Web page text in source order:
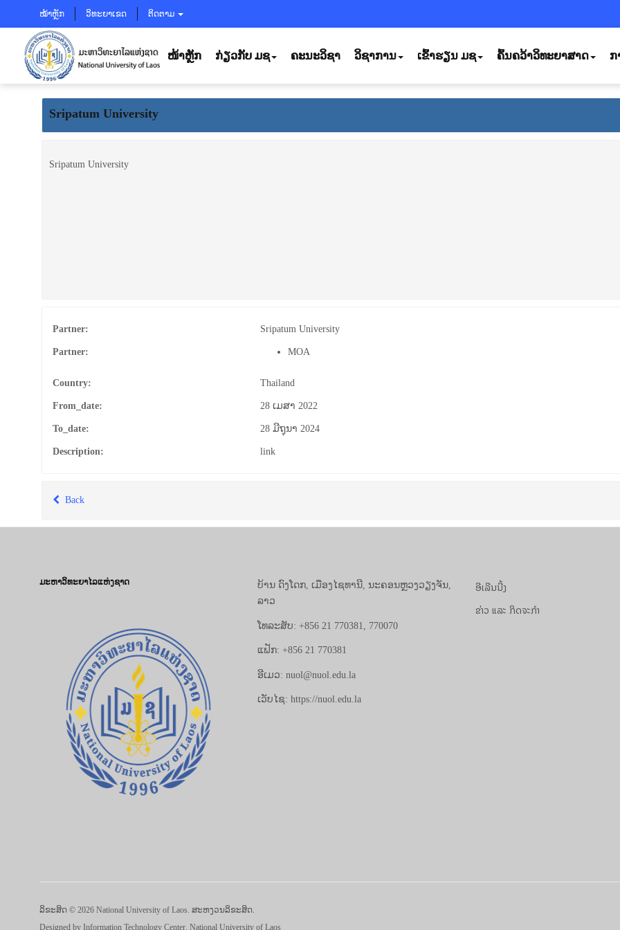
ໝ້າຫຼັກ ວິທະຍາເຂດ ຕິດຕາມ
ໜ້າຫຼັກ ກ່ຽວກັບ ມຊ ຄະນະວິຊາ ວິຊາການ ເຂົ້າຮຽນ ມຊ ຄົ້ນຄວ້າວິທະຍາສາດ ກ
Sripatum University
Sripatum University
Partner: Sripatum University
Partner: MOA
Country: Thailand
From_date: 28 ເມສາ 2022
To_date: 28 ມີຖຸນາ 2024
Description: link
Back
ມະຫາວິທະຍາໄລແຫ່ງຊາດ
ບ້ານ ດົງໂດກ, ເມືອງໄຊທານີ, ນະຄອນຫຼວງວຽງຈັນ,
ລາວ
ໂທລະສັບ: +856 21 770381, 770070
ແຟັກ: +856 21 770381
ອີເມວ: nuol@nuol.edu.la
ເວັບໄຊ: https://nuol.edu.la
ອີເລີນນີ້ງ
ຂ່າວ ແລະ ກິດຈະກຳ
ລິຂະສິດ © 2026 National University of Laos. ສະຫງວນລິຂະສິດ.
Designed by Information Technology Center, National University of Laos